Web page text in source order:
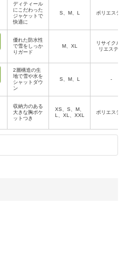
ディティール
にこだわった
ジャケットで
快適に
S、M、L ポリエステル
優れた防水性
で雪をしっか
りガード
M、XL
リサイクルポ
リエステル
2層構造の生
地で雪や水を
シャットダウ
ン
S、M、L -
収納力のある
大きな胸ポケ
ットつき
XS、S、M、
L、XL、XXL
ポリエステル